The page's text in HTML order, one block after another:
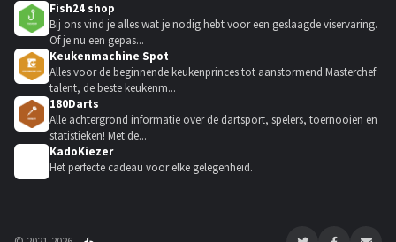
Fish24 shop
Bij ons vind je alles wat je nodig hebt voor een geslaagde viservaring.
Of je nu een gepas...
Keukenmachine Spot
Alles voor de beginnende keukenprinces tot aanstormend Masterchef
talent, de beste keukenm...
180Darts
Alle achtergrond informatie over de dartsport, spelers, toernooien en
statistieken! Met de...
KadoKiezer
Het perfecte cadeau voor elke gelegenheid.